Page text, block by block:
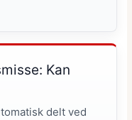
Kan
delt ved